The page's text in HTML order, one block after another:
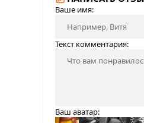
Ваше имя:
Текст комментария:
Ваш аватар: